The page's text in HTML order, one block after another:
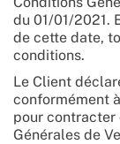
du 01/01/2021.
de cette date,
conditions.
Le Client
conformément
pour contracter
Générales de